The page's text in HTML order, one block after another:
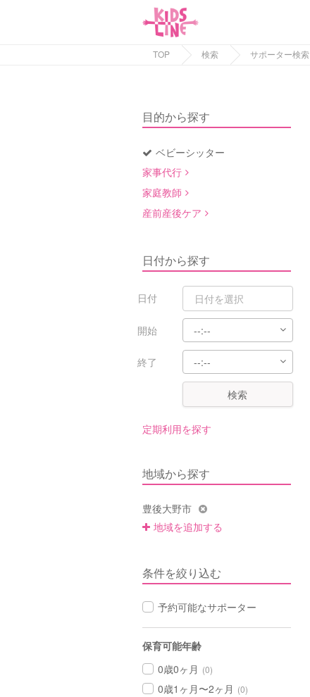
TOP 検索 サポーター検索
目的から探す
ベビーシッター
家事代行
家庭教師
産前産後ケア
日付から探す
日付
開始
終了
検索
定期利用を探す
地域から探す
豊後大野市
地域を追加する
条件を絞り込む
予約可能なサポーター
保育可能年齢
0歳0ヶ月 (0)
0歳1ヶ月〜2ヶ月 (0)